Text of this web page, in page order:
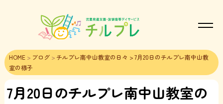
HOME> ブログ> チルプレ南中山教室の日々 > 7月20日のチルプレ南中山教
室の様子
7月20日のチルプレ南中山教室の